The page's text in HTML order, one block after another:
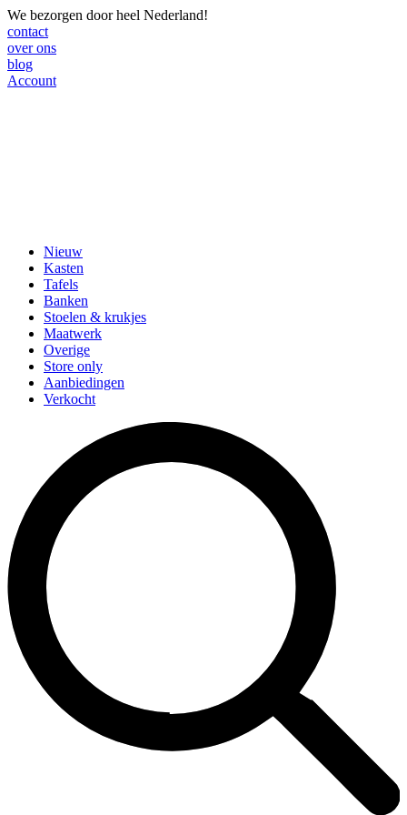
We bezorgen door heel Nederland!
contact
over ons
blog
Account
Nieuw
Kasten
Tafels
Banken
Stoelen & krukjes
Maatwerk
Overige
Store only
Aanbiedingen
Verkocht